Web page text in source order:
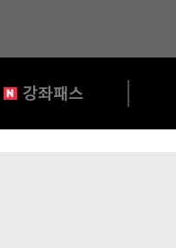
강좌패스